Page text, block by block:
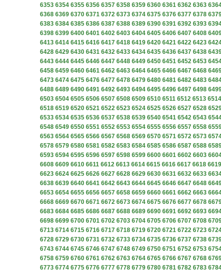
6353 6354 6355 6356 6357 6358 6359 6360 6361 6362 6363
6368 6369 6370 6371 6372 6373 6374 6375 6376 6377 6378
6383 6384 6385 6386 6387 6388 6389 6390 6391 6392 6393
6398 6399 6400 6401 6402 6403 6404 6405 6406 6407 6408
6413 6414 6415 6416 6417 6418 6419 6420 6421 6422 6423
6428 6429 6430 6431 6432 6433 6434 6435 6436 6437 6438
6443 6444 6445 6446 6447 6448 6449 6450 6451 6452 6453
6458 6459 6460 6461 6462 6463 6464 6465 6466 6467 6468
6473 6474 6475 6476 6477 6478 6479 6480 6481 6482 6483
6488 6489 6490 6491 6492 6493 6494 6495 6496 6497 6498
6503 6504 6505 6506 6507 6508 6509 6510 6511 6512 6513 6514
6518 6519 6520 6521 6522 6523 6524 6525 6526 6527 6528
6533 6534 6535 6536 6537 6538 6539 6540 6541 6542 6543
6548 6549 6550 6551 6552 6553 6554 6555 6556 6557 6558
6563 6564 6565 6566 6567 6568 6569 6570 6571 6572 6573
6578 6579 6580 6581 6582 6583 6584 6585 6586 6587 6588
6593 6594 6595 6596 6597 6598 6599 6600 6601 6602 6603
6608 6609 6610 6611 6612 6613 6614 6615 6616 6617 6618 6619
6623 6624 6625 6626 6627 6628 6629 6630 6631 6632 6633
6638 6639 6640 6641 6642 6643 6644 6645 6646 6647 6648
6653 6654 6655 6656 6657 6658 6659 6660 6661 6662 6663
6668 6669 6670 6671 6672 6673 6674 6675 6676 6677 6678
6683 6684 6685 6686 6687 6688 6689 6690 6691 6692 6693
6698 6699 6700 6701 6702 6703 6704 6705 6706 6707 6708
6713 6714 6715 6716 6717 6718 6719 6720 6721 6722 6723
6728 6729 6730 6731 6732 6733 6734 6735 6736 6737 6738
6743 6744 6745 6746 6747 6748 6749 6750 6751 6752 6753
6758 6759 6760 6761 6762 6763 6764 6765 6766 6767 6768
6773 6774 6775 6776 6777 6778 6779 6780 6781 6782 6783